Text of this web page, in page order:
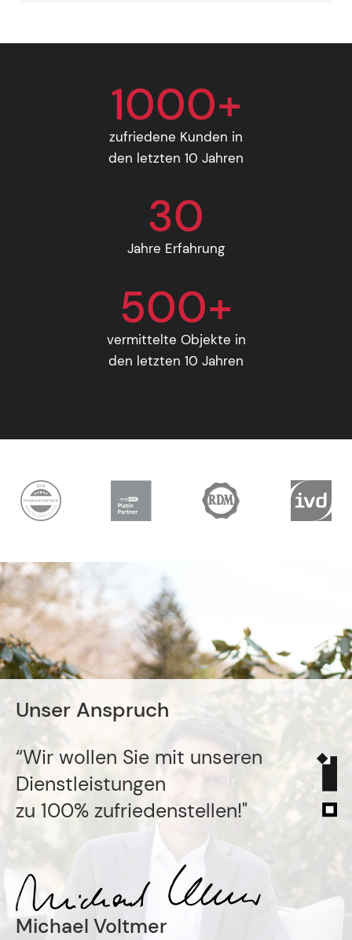
1000+
zufriedene Kunden in
den letzten 10 Jahren
30
Jahre Erfahrung
500+
vermittelte Objekte in
den letzten 10 Jahren
Unser Anspruch
“Wir wollen Sie mit unseren
Dienstleistungen
zu 100% zufriedenstellen!"
Michael Voltmer